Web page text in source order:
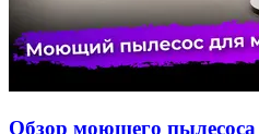
Обзор моющего